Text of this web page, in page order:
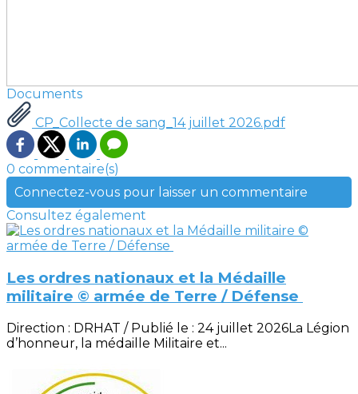
Documents
CP_Collecte de sang_14 juillet 2026.pdf
0 commentaire(s)
Connectez-vous pour laisser un commentaire
Consultez également
Les ordres nationaux et la Médaille
militaire © armée de Terre / Défense
Direction : DRHAT / Publié le : 24 juillet 2026La Légion
d’honneur, la médaille Militaire et...